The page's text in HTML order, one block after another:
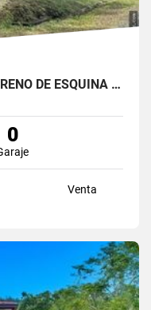
OPORTUNIDAD! SE VENDE TERRENO DE ESQUINA ZONA ALTA - ALTOS DEL MARIA
0
Venta